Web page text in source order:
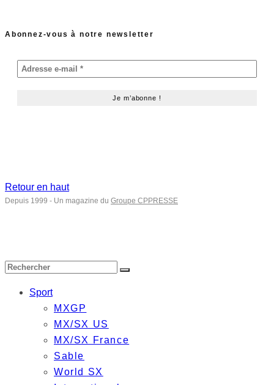
Abonnez-vous à notre newsletter
Retour en haut
Depuis 1999 - Un magazine du Groupe CPPRESSE
Sport
MXGP
MX/SX US
MX/SX France
Sable
World SX